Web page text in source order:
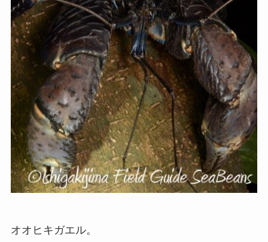
オオヒキガエル。